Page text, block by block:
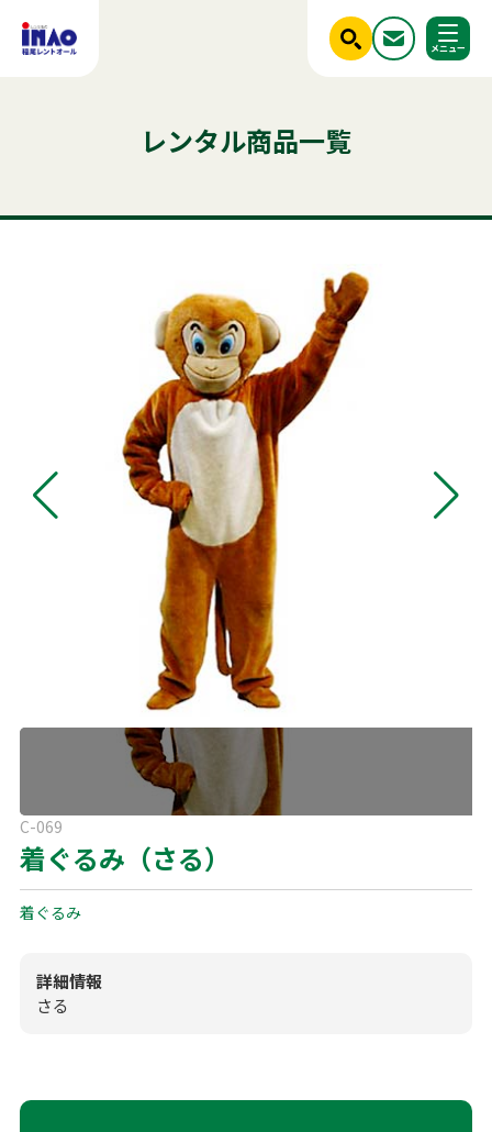
ご利用シーンから探す
はじめての方へ
レンタル規約
店舗情報
新着情報
実績紹介
見積依頼フォーム
お問い合わせ
よくある質問
プライバシーポリシー
見積リスト
電話お問い合わせ
板付店 092-589-0170
受付時間: 8:30〜17:00（平日）
※最終受付16:30まで
甘木店 0946-24-7622
※最終受付16:30まで
閉じる
テントテーブル発電機クーラー椅子フライヤーベンチ
商品ジャンルから探す ご利用シーンから探す
セット商品
屋外イベント用品
展示会用品
模擬店用品
映像・音響機器
スポーツ
レンタル商品一覧
着ぐるみ（さる）
C-069
着ぐるみ
詳細情報
さる